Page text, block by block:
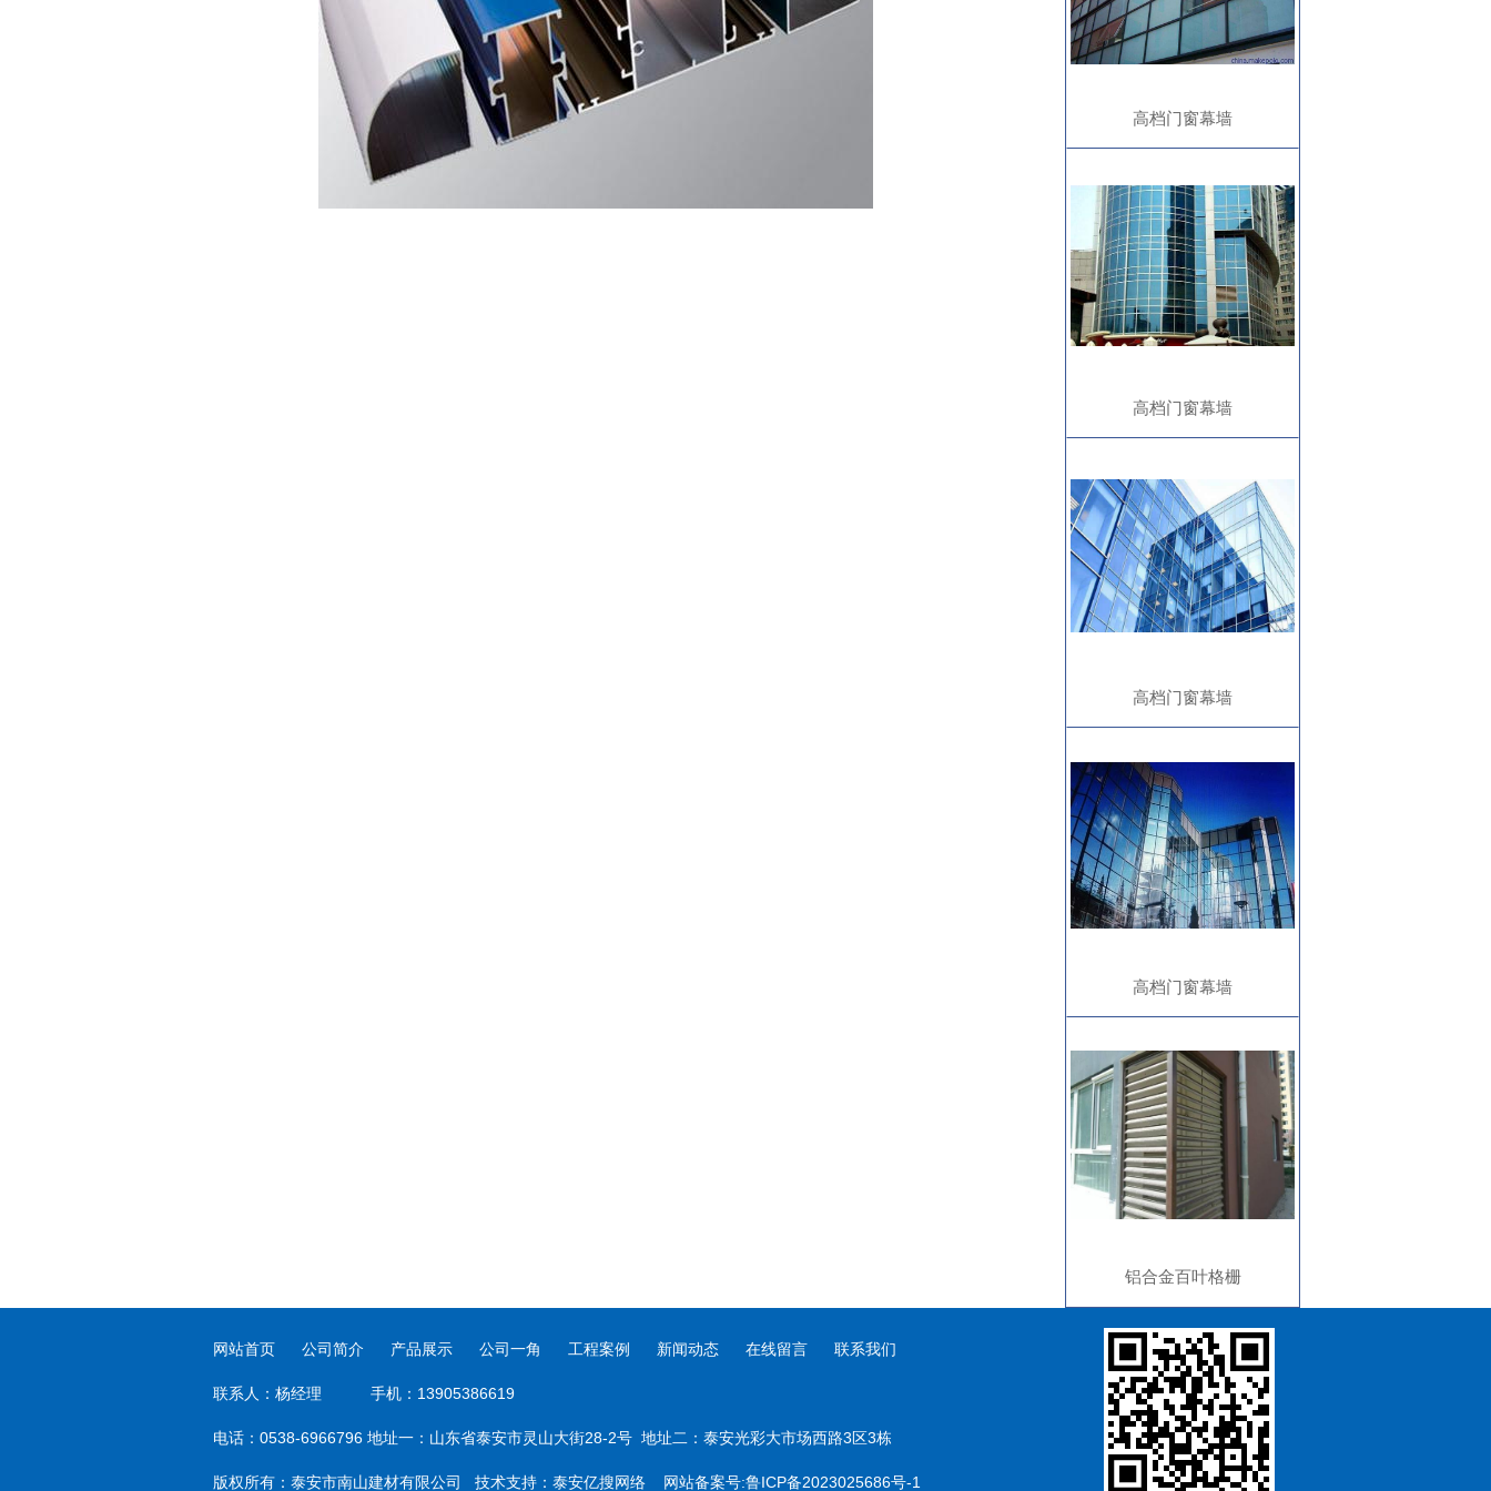
高档门窗幕墙
高档门窗幕墙
高档门窗幕墙
高档门窗幕墙
铝合金百叶格栅
网站首页 公司简介 产品展示 公司一角 工程案例 新闻动态 在线留言 联系我们
联系人：杨经理 手机：13905386619
电话：0538-6966796 地址一：山东省泰安市灵山大街28-2号 地址二：泰安光彩大市场西路3区3栋
版权所有：泰安市南山建材有限公司 技术支持： 泰安亿搜网络 网站备案号:鲁ICP备2023025686号-1